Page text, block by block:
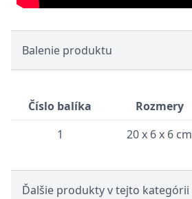
Balenie produktu
Číslo balíka Rozmery
1
20 x 6 x 6 cm
Ďalšie produkty v tejto kategórii